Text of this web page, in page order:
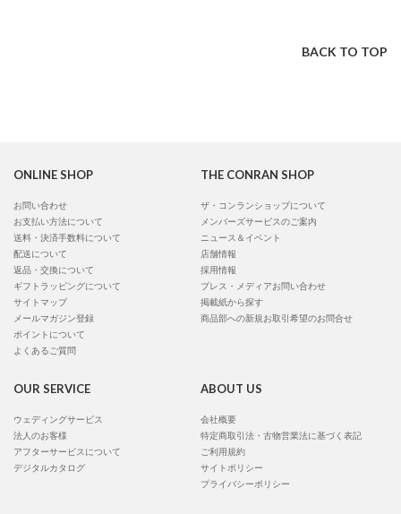
BACK TO TOP
ONLINE SHOP
お問い合わせ
お支払い方法について
送料・決済手数料について
配送について
返品・交換について
ギフトラッピングについて
サイトマップ
メールマガジン登録
ポイントについて
よくあるご質問
THE CONRAN SHOP
ザ・コンランショップについて
メンバーズサービスのご案内
ニュース＆イベント
店舗情報
採用情報
プレス・メディアお問い合わせ
掲載紙から探す
商品部への新規お取引希望のお問合せ
OUR SERVICE
ウェディングサービス
法人のお客様
アフターサービスについて
デジタルカタログ
ABOUT US
会社概要
特定商取引法・古物営業法に基づく表記
ご利用規約
サイトポリシー
プライバシーポリシー